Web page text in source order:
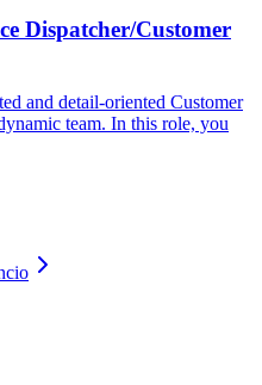
Dispatcher/Customer
and detail-oriented Customer
team. In this role, you